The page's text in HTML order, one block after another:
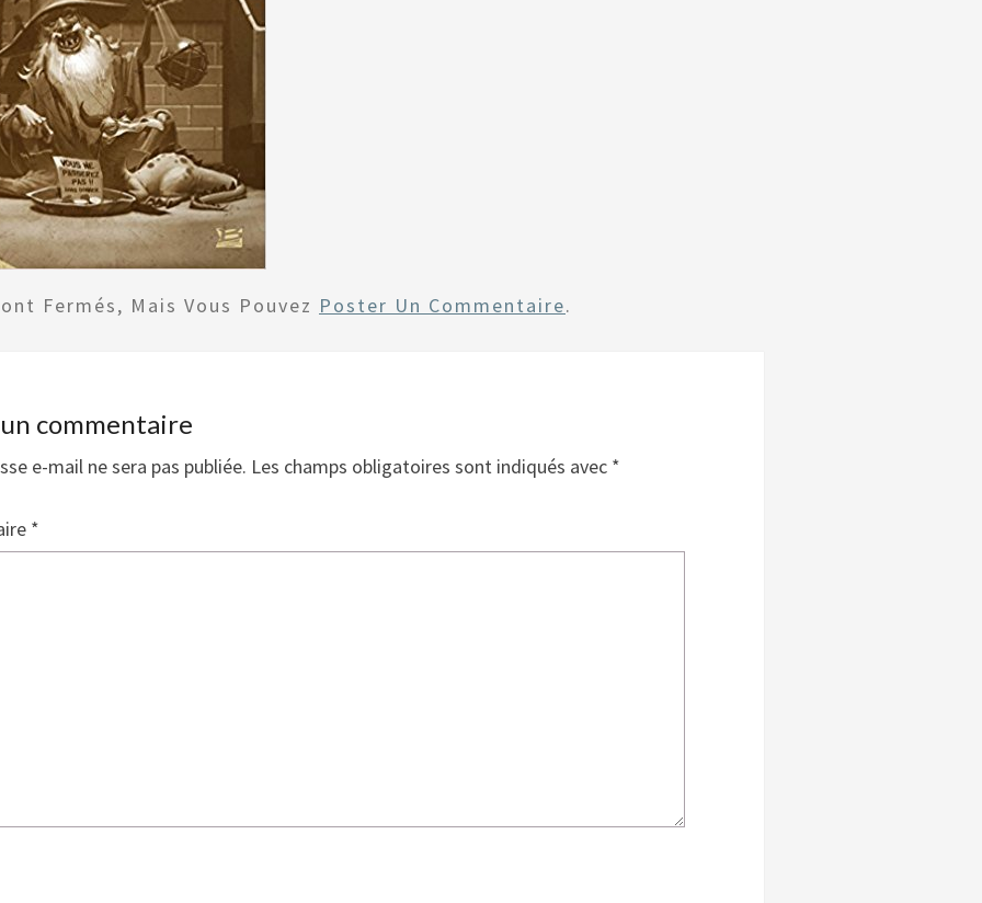
Fermés, Mais Vous Pouvez Poster Un Commentaire.
commentaire
e-mail ne sera pas publiée. Les champs obligatoires sont indiqués avec *
*